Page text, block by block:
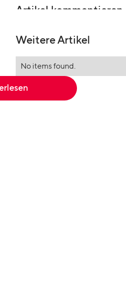
Artikel kommentieren
Weitere Artikel
No items found.